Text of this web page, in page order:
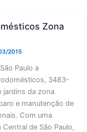
Zona
2015
Paulo a
3483-
jardins da zona
e manutenção de
Com uma
de São Paulo,